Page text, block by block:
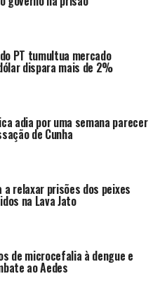
PT tumultua mercado
dispara mais de 2%
adia por uma semana parecer
de Cunha
a relaxar prisões dos peixes
na Lava Jato
de microcefalia à dengue e
ao Aedes